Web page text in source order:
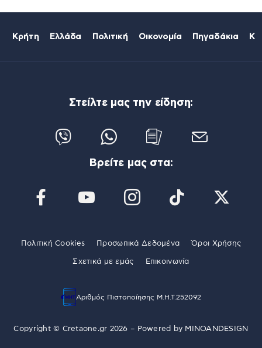
Κρήτη Ελλάδα Πολιτική Οικονομία Πηγαδάκια
Στείλτε μας την είδηση:
Βρείτε μας στα:
Πολιτική Cookies Προσωπικά Δεδομένα Όροι Χρήσης
Σχετικά με εμάς Επικοινωνία
Αριθμός Πιστοποίησης Μ.Η.Τ.252092
Copyright © Cretaone.gr 2026 – Powered by MINOANDESIGN